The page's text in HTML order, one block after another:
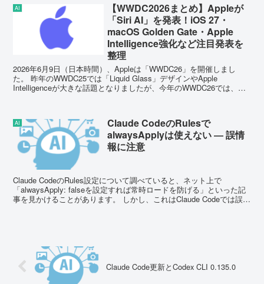
AI
【WWDC2026まとめ】Appleが
「Siri AI」を発表！iOS 27・
macOS Golden Gate・Apple
Intelligence強化など注目発表を
整理
2026年6月9日（日本時間）、Appleは「WWDC26」を開催しまし
た。 昨年のWWDC25では「Liquid Glass」デザインやApple
Intelligenceが大きな話題となりましたが、今年のWWDC26では、つ
AI
Claude CodeのRulesで
alwaysApplyは使えない ― 誤情
報に注意
Claude CodeのRules設定について調べていると、ネット上で
「alwaysApply: falseを設定すれば常時ロードを防げる」といった記
事を見かけることがあります。 しかし、これはClaude Codeでは誤り
Claude Code更新とCodex CLI 0.135.0